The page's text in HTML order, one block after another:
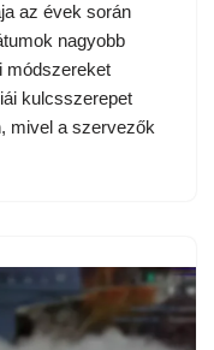
az évek során
nagyobb
módszereket
kulcsszerepet
mivel a szervezők